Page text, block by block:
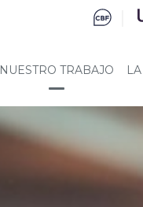
NUESTRO TRABAJO